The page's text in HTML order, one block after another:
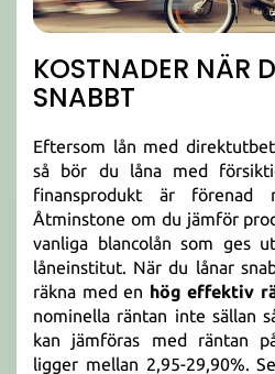
KOSTNADER NÄR
SNABBT
Eftersom lån med
så bör du låna med
finansprodukt är förenad
Åtminstone om du jämför
vanliga blancolån som ges
låneinstitut. När du lånar
räkna med en hög effektiv
nominella räntan inte sällan
kan jämföras med räntan
ligger mellan 2,95-29,90%.